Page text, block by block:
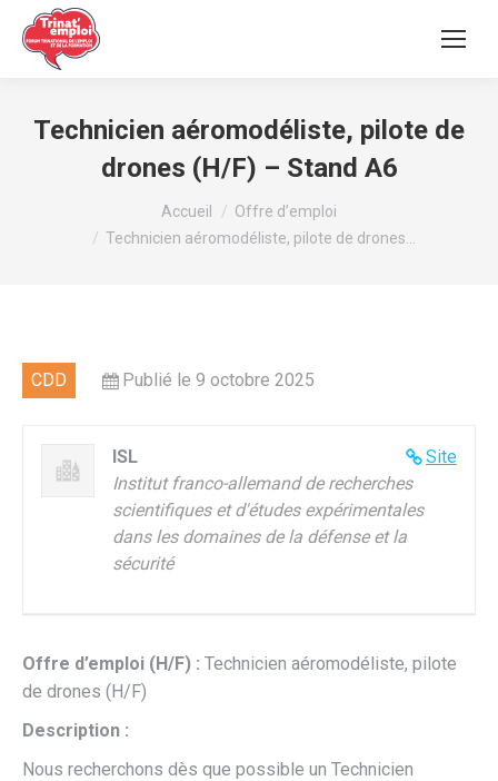
Technicien aéromodéliste, pilote de
drones (H/F) – Stand A6
Accueil
Offre d’emploi
Technicien aéromodéliste, pilote de drones…
CDD Publié le 9 octobre 2025
Site
ISL
Institut franco-allemand de recherches
scientifiques et d'études expérimentales
dans les domaines de la défense et la
sécurité
Offre d’emploi (H/F) : Technicien aéromodéliste, pilote
de drones (H/F)
Description :
Nous recherchons dès que possible un Technicien